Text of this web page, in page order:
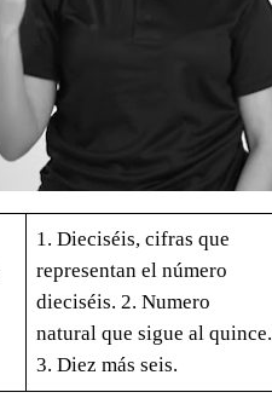
1. Dieciséis, cifras que
representan el número
dieciséis. 2. Numero
natural que sigue al quince.
3. Diez más seis.